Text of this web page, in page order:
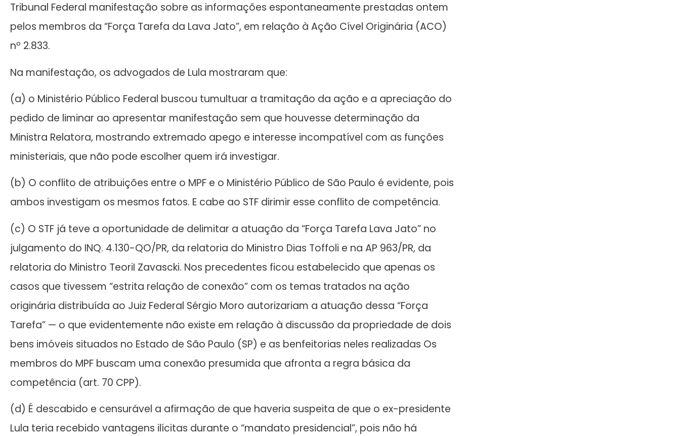
Tribunal Federal manifestação sobre as informações espontaneamente prestadas ontem
pelos membros da “Força Tarefa da Lava Jato”, em relação à Ação Cível Originária (ACO)
nº 2.833.
Na manifestação, os advogados de Lula mostraram que:
(a) o Ministério Público Federal buscou tumultuar a tramitação da ação e a apreciação do
pedido de liminar ao apresentar manifestação sem que houvesse determinação da
Ministra Relatora, mostrando extremado apego e interesse incompatível com as funções
ministeriais, que não pode escolher quem irá investigar.
(b) O conflito de atribuições entre o MPF e o Ministério Público de São Paulo é evidente, pois
ambos investigam os mesmos fatos. E cabe ao STF dirimir esse conflito de competência.
(c) O STF já teve a oportunidade de delimitar a atuação da “Força Tarefa Lava Jato” no
julgamento do INQ. 4.130-QO/PR, da relatoria do Ministro Dias Toffoli e na AP 963/PR, da
relatoria do Ministro TeoriI Zavascki. Nos precedentes ficou estabelecido que apenas os
casos que tivessem “estrita relação de conexão” com os temas tratados na ação
originária distribuída ao Juiz Federal Sérgio Moro autorizariam a atuação dessa “Força
Tarefa” — o que evidentemente não existe em relação à discussão da propriedade de dois
bens imóveis situados no Estado de São Paulo (SP) e as benfeitorias neles realizadas Os
membros do MPF buscam uma conexão presumida que afronta a regra básica da
competência (art. 70 CPP).
(d) É descabido e censurável a afirmação de que haveria suspeita de que o ex-presidente
Lula teria recebido vantagens ilícitas durante o “mandato presidencial”, pois não há